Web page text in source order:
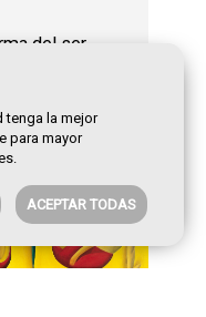
tenga la mejor
para mayor
.
ACEPTAR TODAS
del ser